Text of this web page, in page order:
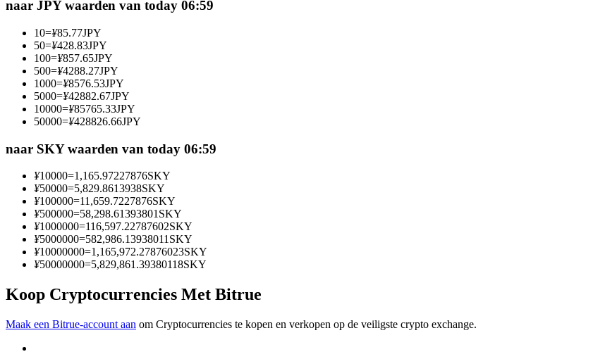
Kopiëren Handel
Sluit je aan bij top traders
Word een Copy Trader
naar JPY waarden van today 06:59
10=¥85.77JPY
50=¥428.83JPY
100=¥857.65JPY
500=¥4288.27JPY
1000=¥8576.53JPY
5000=¥42882.67JPY
10000=¥85765.33JPY
50000=¥428826.66JPY
naar SKY waarden van today 06:59
¥10000=1,165.97227876SKY
¥50000=5,829.8613938SKY
¥100000=11,659.7227876SKY
¥500000=58,298.61393801 SKY
¥1000000=116,597.22787602SKY
¥5000000=582,986.13938011 SKY
¥10000000=1,165,972.27876023SKY
¥50000000=5,829,861.39380118SKY
Koop Cryptocurrencies Met Bitrue
Maak een Bitrue-account aan om Cryptocurrencies te kopen en verkopen op de veiligste crypto exchange.